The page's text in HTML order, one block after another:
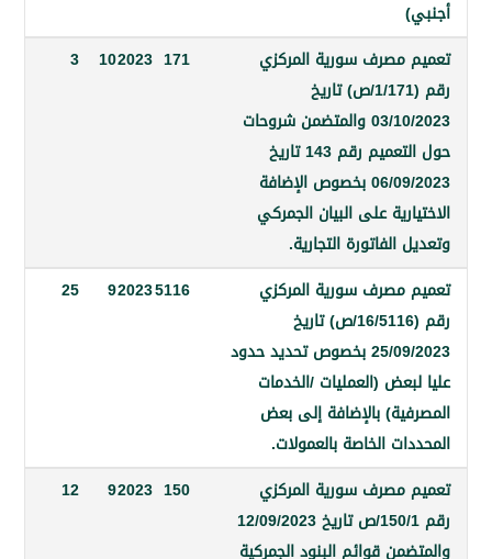
سورية المركزي
رقم (1/171/ص) تاريخ
03/10/2023 والمتضمن شروحات
حول التعميم رقم 143 تاريخ
06/09/2023 بخصوص الإضافة
على البيان الجمركي
التجارية.
171
10
3
سورية المركزي
رقم (16/5116/ص) تاريخ
25/09/2023 بخصوص تحديد حدود
(العمليات /الخدمات
بالإضافة إلى بعض
الخاصة بالعمولات.
5116
25
سورية المركزي
رقم 150/1/ص تاريخ 12/09/2023
قوائم البنود الجمركية
150
12